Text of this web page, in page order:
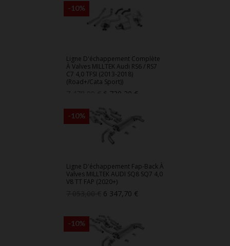
Ligne D'échappement Complète
À Valves MILLTEK Audi RS6 / RS7
C7 4,0 TFSI (2013-2018)
(Road+/Cata Sport))
base
Prix
6 730,20 €
-10%
Ligne D'échappement Fap-Back À
Valves MILLTEK AUDI SQ8 SQ7 4,0
V8 TT FAP (2020+)
Prix
6 347,70 €
-10%
-10%